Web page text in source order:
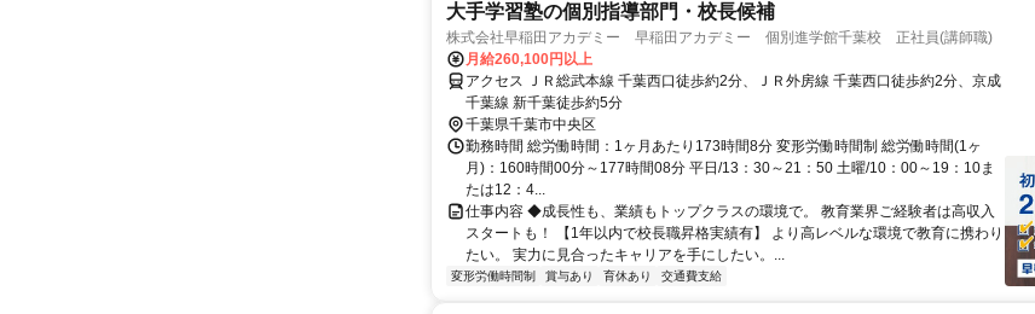
大手学習塾の個別指導部門・校長候補
株式会社早稲田アカデミー 早稲田アカデミー 個別進学館千葉校 正社員(講師職)
月給260,100円以上
アクセス ＪＲ総武本線 千葉西口徒歩約2分、ＪＲ外房線 千葉西口徒歩約2分、京成
千葉線 新千葉徒歩約5分
千葉県千葉市中央区
勤務時間 総労働時間：1ヶ月あたり173時間8分 変形労働時間制 総労働時間(1ヶ
月)：160時間00分～177時間08分 平日/13：30～21：50 土曜/10：00～19：10ま
たは12：4...
仕事内容 ◆成長性も、業績もトップクラスの環境で。 教育業界ご経験者は高収入
スタートも！ 【1年以内で校長職昇格実績有】 より高レベルな環境で教育に携わり
たい。 実力に見合ったキャリアを手にしたい。...
変形労働時間制 賞与あり 育休あり 交通費支給